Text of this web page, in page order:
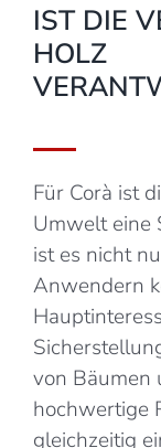
IST DIE
HOLZ
Für Corà ist
Umwelt eine
ist es nicht
Anwendern
von Bäumen
hochwertige
gleichzeitig